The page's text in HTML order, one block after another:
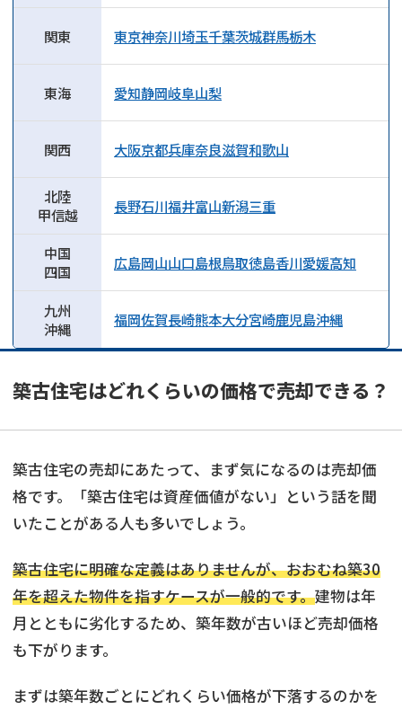
関東 東京神奈川埼玉千葉茨城群馬栃木
東海 愛知静岡岐阜山梨
関西 大阪京都兵庫奈良滋賀和歌山
北陸
甲信越
長野石川福井富山新潟三重
中国
四国
広島岡山山口島根鳥取徳島香川愛媛高知
九州
沖縄
福岡佐賀長崎熊本大分宮崎鹿児島沖縄
築古住宅はどれくらいの価格で売却できる？
築古住宅の売却にあたって、まず気になるのは売却価
格です。「築古住宅は資産価値がない」という話を聞
いたことがある人も多いでしょう。
築古住宅に明確な定義はありませんが、おおむね築30
年を超えた物件を指すケースが一般的です。建物は年
月とともに劣化するため、築年数が古いほど売却価格
も下がります。
まずは築年数ごとにどれくらい価格が下落するのかを